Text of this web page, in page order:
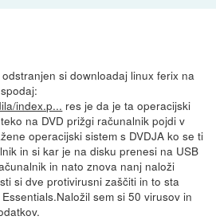
si downloadaj linux ferix na
index.p... res je da je ta operacijski
na DVD prižgi računalnik pojdi v
operacijski sistem s DVDJA ko se ti
in si kar je na disku prenesi na USB
in nato znova nanj naloži
si dve protivirusni zaščiti in to sta
sem si 50 virusov in